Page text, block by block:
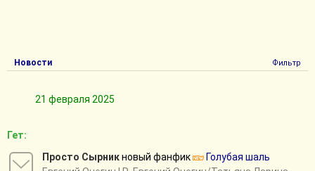
Новости Фильтр
21 февраля 2025
Гет:
Просто Сырникновый фанфик
Голубая шаль